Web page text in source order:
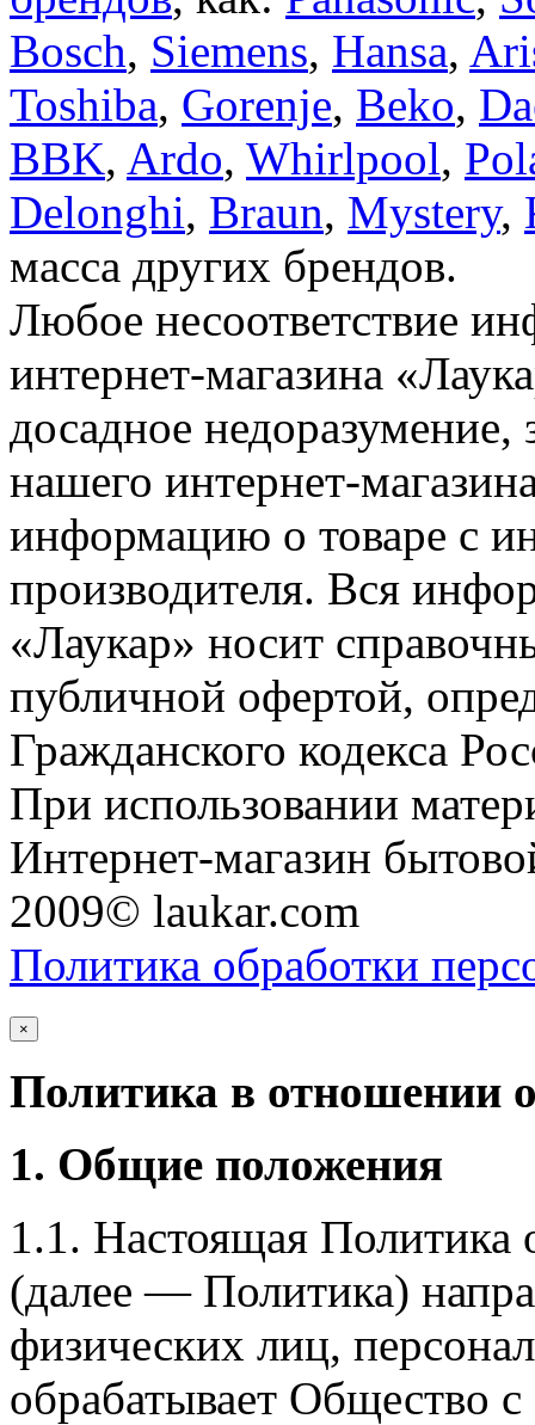
Bosch, Siemens, Hansa,
Toshiba, Gorenje, Beko,
BBK, Ardo, Whirlpool,
Delonghi, Braun, Mystery,
масса других брендов.
Любое несоответствие
интернет-магазина
досадное недоразумение,
нашего интернет-
информацию о товаре с
производителя. Вся
«Лаукар» носит
публичной офертой,
Гражданского кодекса
При использовании
Интернет-магазин
2009© laukar.com
Политика обработки
×
Политика в отношении
1. Общие положения
1.1. Настоящая Политика
(далее — Политика)
физических лиц,
обрабатывает Общество